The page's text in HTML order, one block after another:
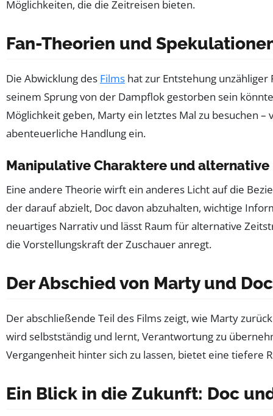
Möglichkeiten, die die Zeitreisen bieten.
Fan-Theorien und
Die Abwicklung des Films hat zur Entstehung unzähliger
seinem Sprung von der Dampflok gestorben sein
Möglichkeit geben, Marty ein letztes Mal zu besuchen
abenteuerliche Handlung ein.
Manipulative Charaktere und
Eine andere Theorie wirft ein anderes Licht auf die
der darauf abzielt, Doc davon abzuhalten, wichtige
neuartiges Narrativ und lässt Raum für alternative
die Vorstellungskraft der Zuschauer anregt.
Der Abschied von Marty und
Der abschließende Teil des Films zeigt, wie Marty
wird selbstständig und lernt, Verantwortung zu
Vergangenheit hinter sich zu lassen, bietet eine tiefere
Ein Blick in die Zukunft: Doc